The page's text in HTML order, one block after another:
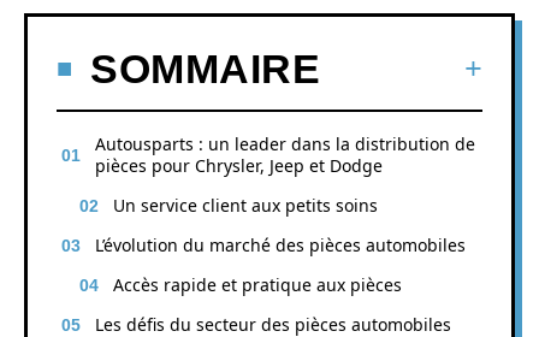
SOMMAIRE
Autousparts : un leader dans la distribution de
pièces pour Chrysler, Jeep et Dodge
Un service client aux petits soins
L’évolution du marché des pièces automobiles
Accès rapide et pratique aux pièces
Les défis du secteur des pièces automobiles